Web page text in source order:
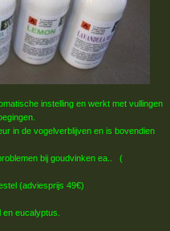
instelling en werkt met vullingen
in de vogelverblijven en is bovendien
bij goudvinken ea.. (
(adviesprijs 49€)
eucalyptus.